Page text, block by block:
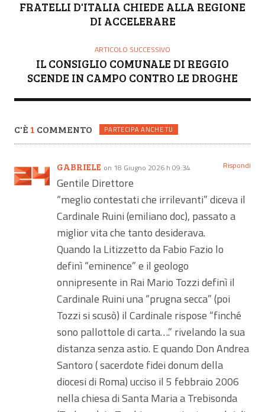
FRATELLI D'ITALIA CHIEDE ALLA REGIONE
DI ACCELERARE
ARTICOLO SUCCESSIVO
IL CONSIGLIO COMUNALE DI REGGIO
SCENDE IN CAMPO CONTRO LE DROGHE
C'È1 COMMENTO PARTECIPA ANCHE TU
GABRIELE on 18 Giugno 2026 h 09:34 Rispondi
Gentile Direttore
“meglio contestati che irrilevanti” diceva il
Cardinale Ruini (emiliano doc), passato a
miglior vita che tanto desiderava.
Quando la Litizzetto da Fabio Fazio lo
definì “eminence” e il geologo
onnipresente in Rai Mario Tozzi definì il
Cardinale Ruini una “prugna secca” (poi
Tozzi si scusò) il Cardinale rispose “finché
sono pallottole di carta….” rivelando la sua
distanza senza astio. E quando Don Andrea
Santoro ( sacerdote fidei donum della
diocesi di Roma) ucciso il 5 febbraio 2006
nella chiesa di Santa Maria a Trebisonda